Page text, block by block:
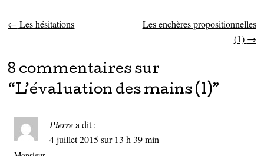
Parcourir les articles
← Les hésitations
Les enchères propositionnelles
(1) →
8 commentaires sur
“L’évaluation des mains (1)”
Pierre a dit :
4 juillet 2015 sur 13 h 39 min